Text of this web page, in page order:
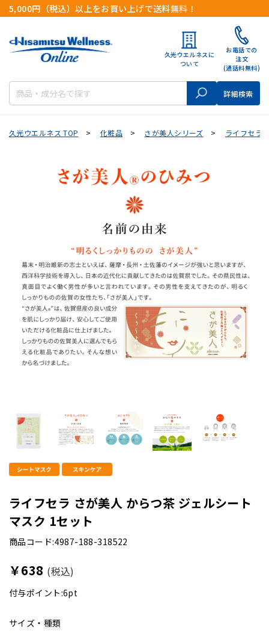
5,000円（税込）以上をお買い上げで送料無料！
久光ウエルネスに
ついて
お電話での
注文
(通話料無料)
検索 詳細検索
久光ウエルネス TOP > 化粧品 > さが美人シリーズ > ライフセラ
ライフセラ さが美人 からつ茶 ジェルシート
マスク 1セット
商品コード:4987-188-318522
￥638 (税込)
付与ポイント:6pt
サイズ・種類